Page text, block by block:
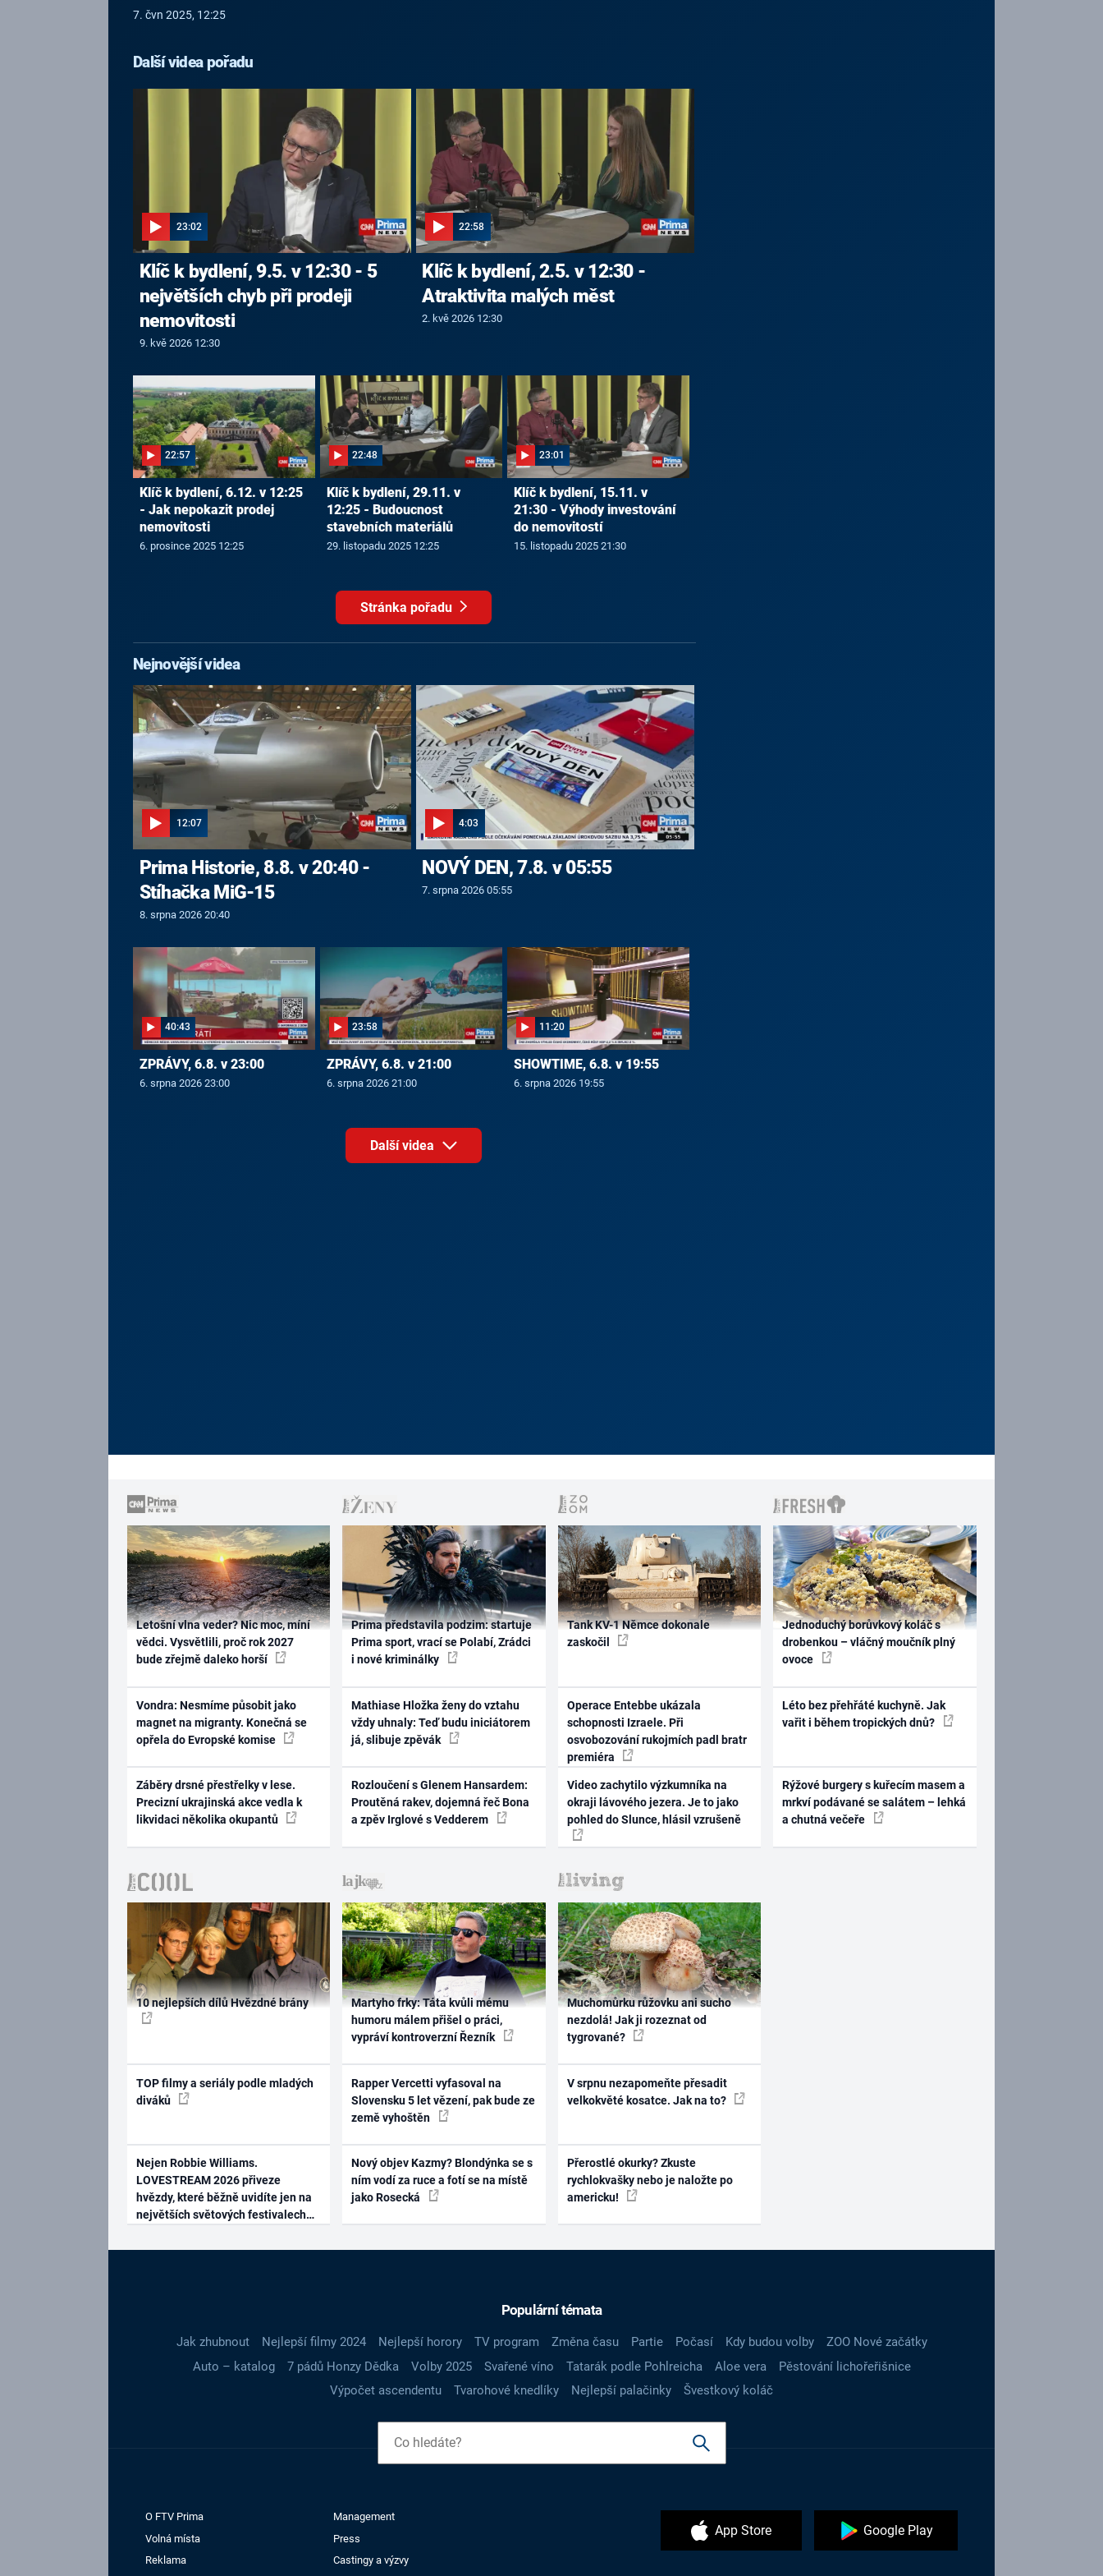
7. čvn 2025, 12:25
Další videa pořadu
23:02
Klíč k bydlení, 9.5. v 12:30 - 5
největších chyb při prodeji
nemovitosti
9. kvě 2026 12:30
22:58
Klíč k bydlení, 2.5. v 12:30 -
Atraktivita malých měst
2. kvě 2026 12:30
22:57
Klíč k bydlení, 6.12. v 12:25
- Jak nepokazit prodej
nemovitosti
6. prosince 2025 12:25
22:48
Klíč k bydlení, 29.11. v
12:25 - Budoucnost
stavebních materiálů
29. listopadu 2025 12:25
23:01
Klíč k bydlení, 15.11. v
21:30 - Výhody investování
do nemovitostí
15. listopadu 2025 21:30
Stránka pořadu
Nejnovější videa
12:07
Prima Historie, 8.8. v 20:40 -
Stíhačka MiG-15
8. srpna 2026 20:40
4:03
NOVÝ DEN, 7.8. v 05:55
7. srpna 2026 05:55
40:43
ZPRÁVY, 6.8. v 23:00
6. srpna 2026 23:00
23:58
ZPRÁVY, 6.8. v 21:00
6. srpna 2026 21:00
11:20
SHOWTIME, 6.8. v 19:55
6. srpna 2026 19:55
Další videa
Letošní vlna veder? Nic moc, míní
vědci. Vysvětlili, proč rok 2027
bude zřejmě daleko horší
Vondra: Nesmíme působit jako
magnet na migranty. Konečná se
opřela do Evropské komise
Záběry drsné přestřelky v lese.
Precizní ukrajinská akce vedla k
likvidaci několika okupantů
Prima představila podzim: startuje
Prima sport, vrací se Polabí, Zrádci
i nové kriminálky
Mathiase Hložka ženy do vztahu
vždy uhnaly: Teď budu iniciátorem
já, slibuje zpěvák
Rozloučení s Glenem Hansardem:
Proutěná rakev, dojemná řeč Bona
a zpěv Irglové s Vedderem
Tank KV-1 Němce dokonale
zaskočil
Operace Entebbe ukázala
schopnosti Izraele. Při
osvobozování rukojmích padl bratr
premiéra
Video zachytilo výzkumníka na
okraji lávového jezera. Je to jako
pohled do Slunce, hlásil vzrušeně
Jednoduchý borůvkový koláč s
drobenkou – vláčný moučník plný
ovoce
Léto bez přehřáté kuchyně. Jak
vařit i během tropických dnů?
Rýžové burgery s kuřecím masem a
mrkví podávané se salátem – lehká
a chutná večeře
10 nejlepších dílů Hvězdné brány
TOP filmy a seriály podle mladých
diváků
Nejen Robbie Williams.
LOVESTREAM 2026 přiveze
hvězdy, které běžně uvidíte jen na
největších světových festivalech
Martyho frky: Táta kvůli mému
humoru málem přišel o práci,
vypráví kontroverzní Řezník
Rapper Vercetti vyfasoval na
Slovensku 5 let vězení, pak bude ze
země vyhoštěn
Nový objev Kazmy? Blondýnka se s
ním vodí za ruce a fotí se na místě
jako Rosecká
Muchomůrku růžovku ani sucho
nezdolá! Jak ji rozeznat od
tygrované?
V srpnu nezapomeňte přesadit
velkokvěté kosatce. Jak na to?
Přerostlé okurky? Zkuste
rychlokvašky nebo je naložte po
americku!
Populární témata
Jak zhubnout Nejlepší filmy 2024 Nejlepší horory TV program Změna času Partie Počasí Kdy budou volby
ZOO Nové začátky
Auto – katalog
7 pádů Honzy Dědka Volby 2025 Svařené víno Tatarák podle Pohlreicha Aloe vera
Pěstování lichořeřišnice
Výpočet ascendentu
Tvarohové knedlíky Nejlepší palačinky Švestkový koláč
O FTV Prima
Management
Volná místa
Press
Reklama
Castingy a výzvy
App Store Google Play